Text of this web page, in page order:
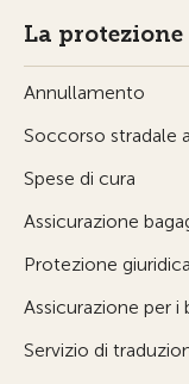
La
Annullamento
Soccorso stradale
Spese di cura
Assicurazione
Protezione
Assicurazione per i
Servizio di